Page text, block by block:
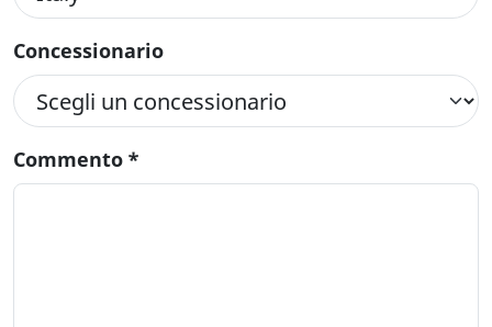
Concessionario
Commento *